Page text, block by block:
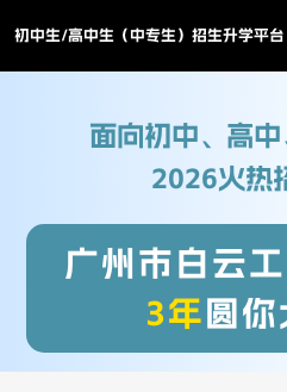
初中生/高中生（中专生）招生升学平台
面向初中、高
2026火热
广州市白云
3年圆